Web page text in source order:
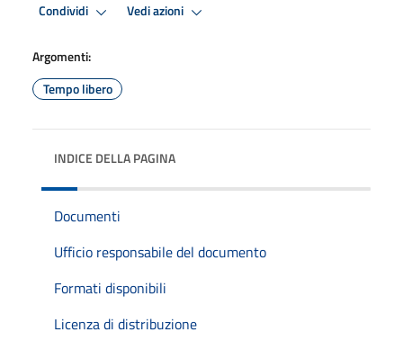
Condividi Vedi azioni
Argomenti:
Tempo libero
INDICE DELLA PAGINA
Documenti
Ufficio responsabile del documento
Formati disponibili
Licenza di distribuzione